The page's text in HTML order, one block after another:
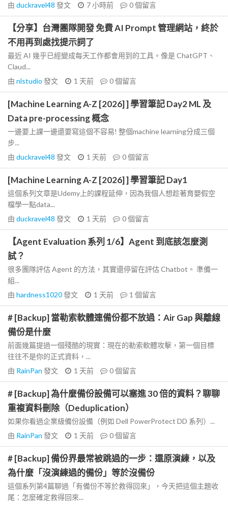
由 duckravel48 發文 7 小時前 0個留言
【分享】台灣團隊開發 免費 AI Prompt 管理網站，終於
不用再到處找提示詞了
最近 AI 幾乎已經變成每天工作都會用到的工具。像是 ChatGPT、
Claud...
由 nlstudio 發文 1 天前 0個留言
[Machine Learning A-Z [2026] ] 學習筆記 Day2 ML 及
Data pre-processing 概念
一邊要上課一邊還要寫這個不容易! 整個machine learning分成三個
步...
由 duckravel48 發文 1 天前 0個留言
[Machine Learning A-Z [2026] ] 學習筆記 Day1
這個系列文章是Udemy上的課程延伸，因為我個人想趁著育嬰假空
檔學一點data...
由 duckravel48 發文 1 天前 0個留言
【Agent Evaluation 系列 1/6】Agent 到底該怎麼測
試？
很多團隊評估 Agent 的方法，其實還停留在評估 Chatbot。 準備一
組...
由 hardness1020發文 1 天前 1 個留言
# [Backup] 當勒索軟體連備份都不放過：Air Gap 與離線
備份是什麼
前面幾篇提過一個殘酷的現實：現在的勒索軟體攻擊，第一個目標
往往不是你的正式資料，...
由 RainPan 發文 1 天前 0個留言
# [Backup] 為什麼備份設備可以塞進 30 倍的資料？聊聊
重複資料刪除（Deduplication）
如果你看過企業級備份設備（例如 Dell PowerProtect DD 系列）...
由 RainPan 發文 1 天前 0個留言
# [Backup] 備份界最常被跳過的一步：還原演練，以及
為什麼「沒演練過的備份」等於沒備份
這個系列第4篇聊過「有備份不等於救得回來」，今天把這個主題收
尾：怎麼確定救得回來...